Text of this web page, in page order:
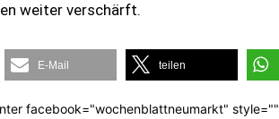
weiter verschärft.
E-Mail teilen
facebook="wochenblattneumarkt" style=""